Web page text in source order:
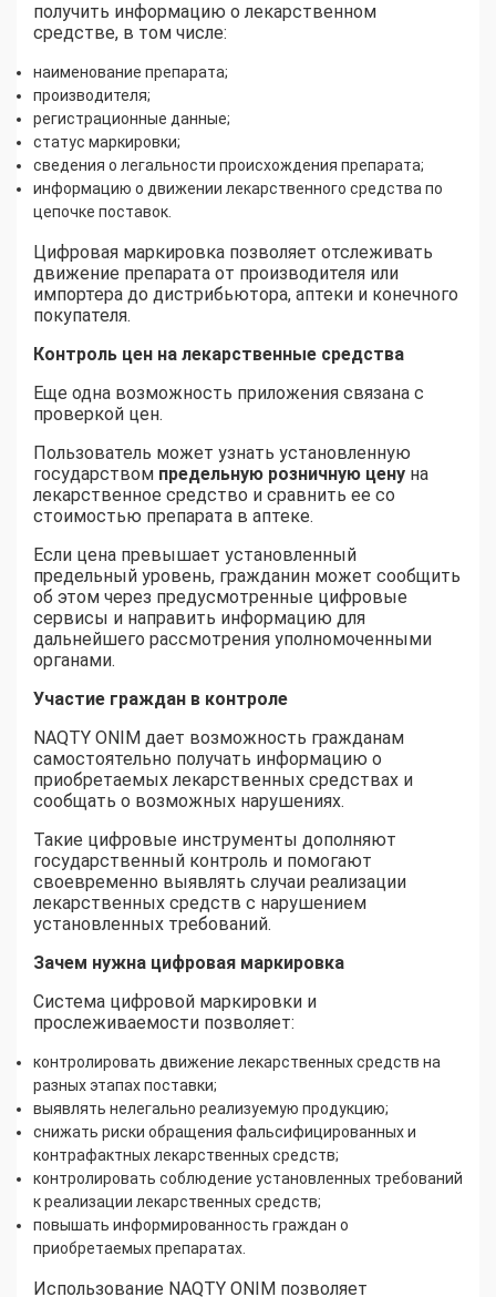
получить информацию о лекарственном
средстве, в том числе:
наименование препарата;
производителя;
регистрационные данные;
статус маркировки;
сведения о легальности происхождения препарата;
информацию о движении лекарственного средства по
цепочке поставок.
Цифровая маркировка позволяет отслеживать
движение препарата от производителя или
импортера до дистрибьютора, аптеки и конечного
покупателя.
Контроль цен на лекарственные средства
Еще одна возможность приложения связана с
проверкой цен.
Пользователь может узнать установленную
государством предельную розничную цену на
лекарственное средство и сравнить ее со
стоимостью препарата в аптеке.
Если цена превышает установленный
предельный уровень, гражданин может сообщить
об этом через предусмотренные цифровые
сервисы и направить информацию для
дальнейшего рассмотрения уполномоченными
органами.
Участие граждан в контроле
NAQTY ONIM дает возможность гражданам
самостоятельно получать информацию о
приобретаемых лекарственных средствах и
сообщать о возможных нарушениях.
Такие цифровые инструменты дополняют
государственный контроль и помогают
своевременно выявлять случаи реализации
лекарственных средств с нарушением
установленных требований.
Зачем нужна цифровая маркировка
Система цифровой маркировки и
прослеживаемости позволяет:
контролировать движение лекарственных средств на
разных этапах поставки;
выявлять нелегально реализуемую продукцию;
снижать риски обращения фальсифицированных и
контрафактных лекарственных средств;
контролировать соблюдение установленных требований
к реализации лекарственных средств;
повышать информированность граждан о
приобретаемых препаратах.
Использование NAQTY ONIM позволяет